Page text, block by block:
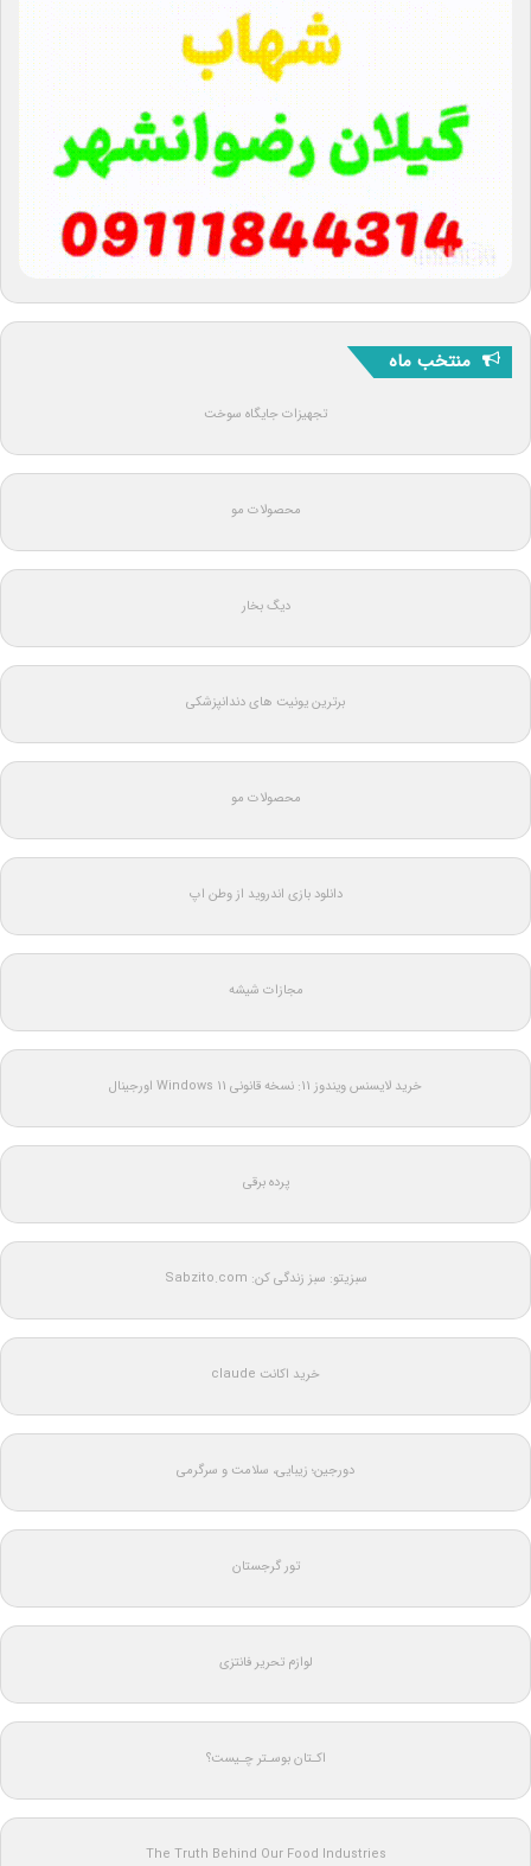
منتخب ماه
تجهیزات جایگاه سوخت
محصولات مو
دیگ بخار
برترین یونیت های دندانپزشکی
محصولات مو
دانلود بازی اندروید از وطن اپ
مجازات شیشه
خرید لایسنس ویندوز 11: نسخه قانونی Windows 11 اورجینال
پرده برقی
سبزیتو: سبز زندگی کن: Sabzito.com
خرید اکانت claude
دورجین؛ زیبایی، سلامت و سرگرمی
تور گرجستان
لوازم تحریر فانتزی
اکـتان بوسـتر چـیست؟
The Truth Behind Our Food Industries